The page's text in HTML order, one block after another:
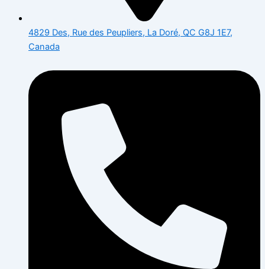
4829 Des, Rue des Peupliers, La Doré, QC G8J 1E7,
Canada